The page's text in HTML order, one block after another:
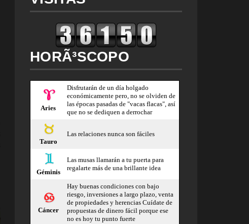
HORÃ³SCOPO